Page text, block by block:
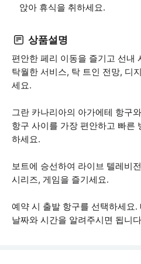
앉아 휴식을 취하세요.
상품설명
편안한 페리 이동을 즐기고 선내
탁월한 서비스, 탁 트인 전망, 디
세요.
그란 카나리아의 아가에테 항구
항구 사이를 가장 편안하고 빠른
하세요.
보트에 승선하여 라이브 텔레비
시리즈, 게임을 즐기세요.
예약 시 출발 항구를 선택하세요
날짜와 시간을 알려주시면 됩니